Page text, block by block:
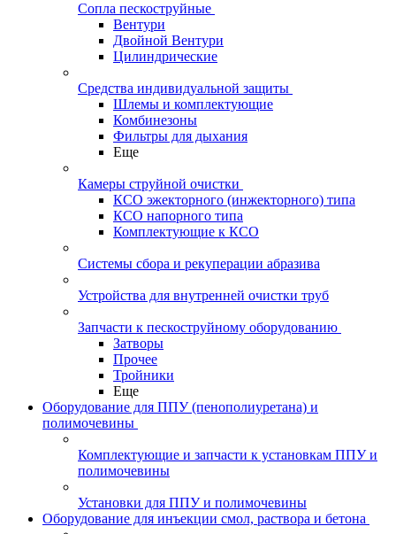
Сопла пескоструйные
Вентури
Двойной Вентури
Цилиндрические
Средства индивидуальной защиты
Шлемы и комплектующие
Комбинезоны
Фильтры для дыхания
Еще
Камеры струйной очистки
КСО эжекторного (инжекторного) типа
КСО напорного типа
Комплектующие к КСО
Системы сбора и рекуперации абразива
Устройства для внутренней очистки труб
Запчасти к пескоструйному оборудованию
Затворы
Прочее
Тройники
Еще
Оборудование для ППУ (пенополиуретана) и
полимочевины
Комплектующие и запчасти к установкам ППУ и
полимочевины
Установки для ППУ и полимочевины
Оборудование для инъекции смол, раствора и бетона